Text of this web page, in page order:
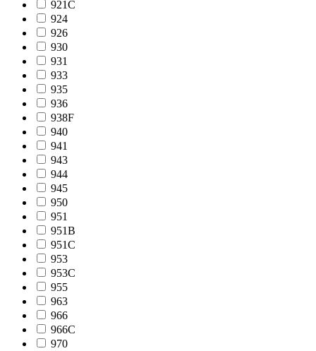
921C
924
926
930
931
933
935
936
938F
940
941
943
944
945
950
951
951B
951C
953
953C
955
963
966
966C
970